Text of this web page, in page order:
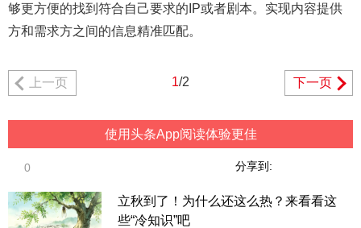
够更方便的找到符合自己要求的IP或者剧本。实现内容提供
方和需求方之间的信息精准匹配。
上一页 1/2 下一页
使用头条App阅读体验更佳
分享到:
0
立秋到了！为什么还这么热？来看看这
些“冷知识”吧